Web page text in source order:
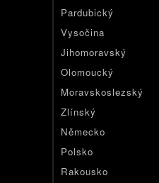
Pardubický
Vysočina
Jihomoravský
Olomoucký
Moravskoslezský
Zlínský
Německo
Polsko
Rakousko